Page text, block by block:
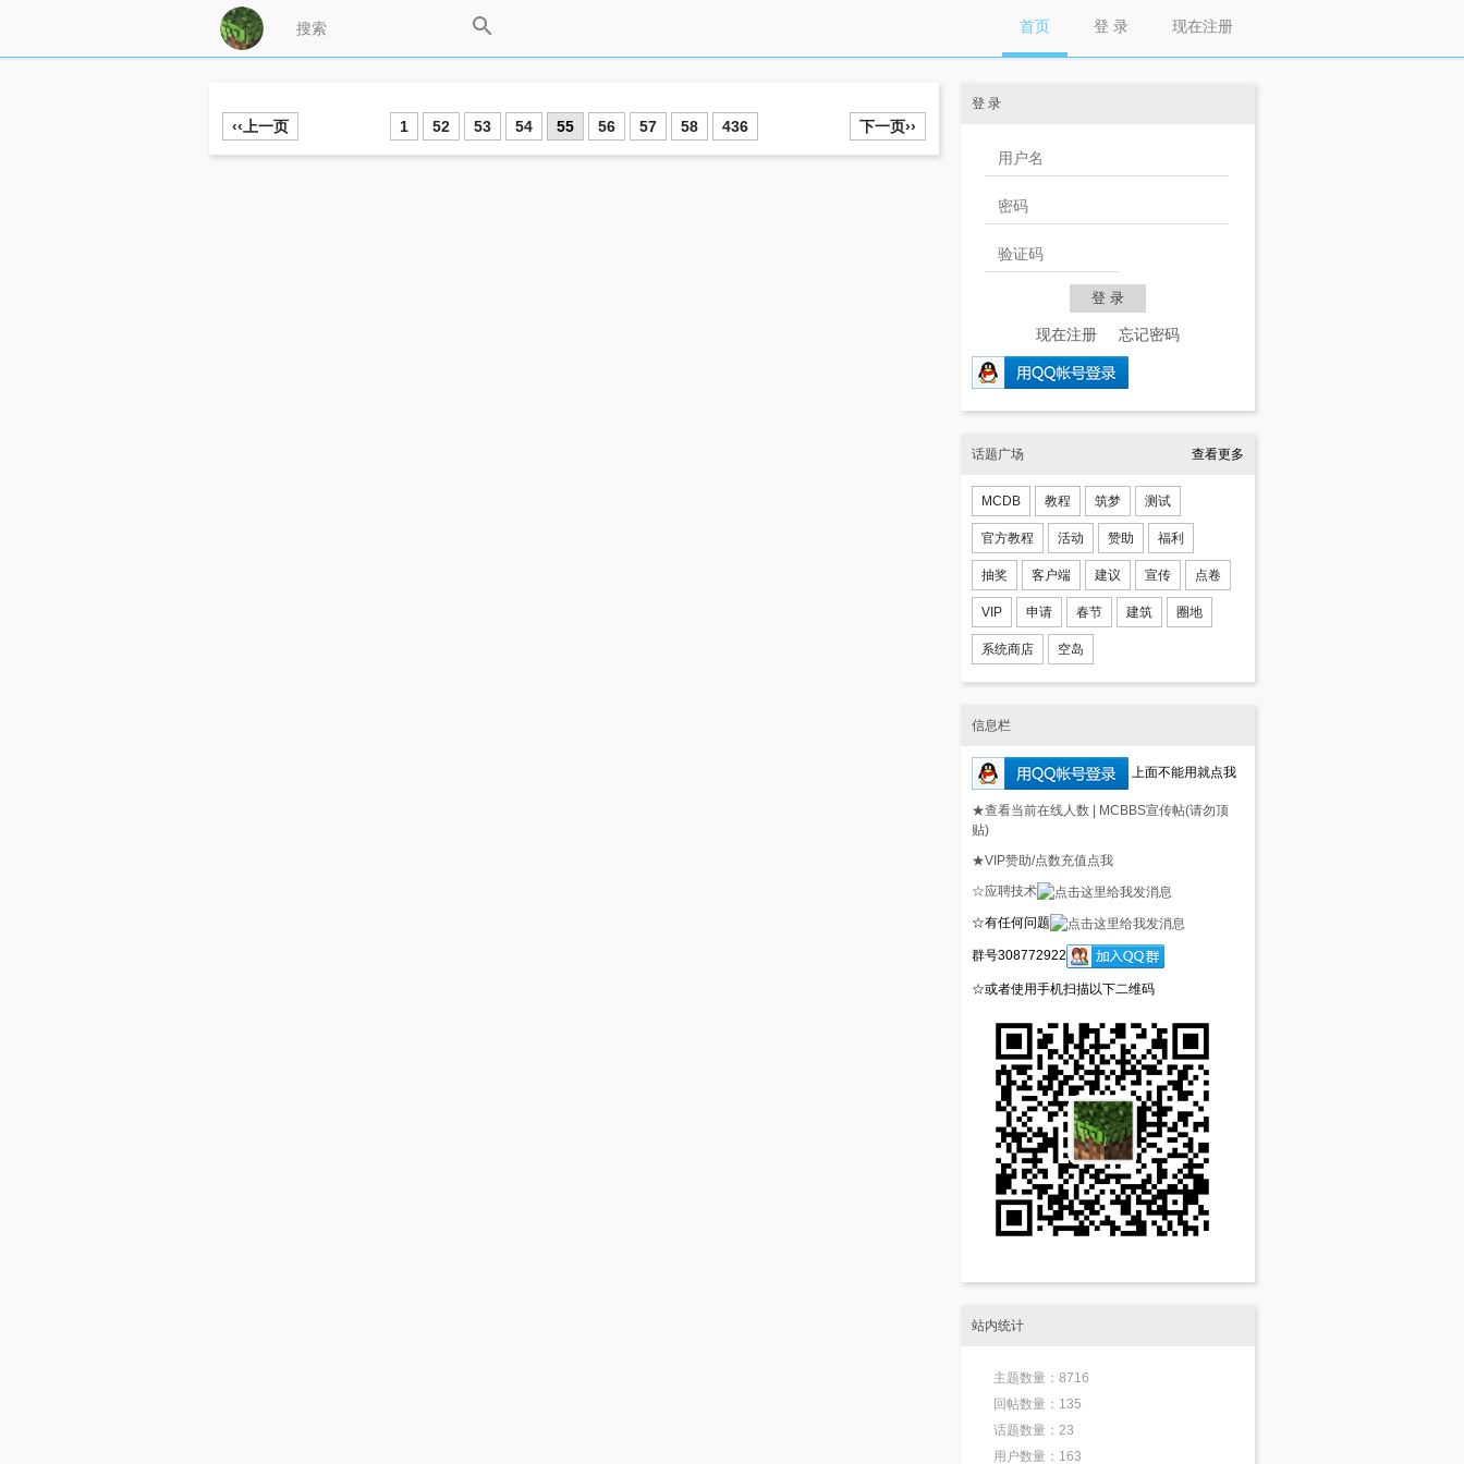
现在注册
登 录
首页
‹‹上一页 1 52 53 54 55 56 57 58 436 下一页››
登 录
现在注册 忘记密码
话题广场 查看更多
MCDB 教程 筑梦 测试
官方教程 活动 赞助 福利
抽奖 客户端 建议 宣传 点卷
VIP 申请 春节 建筑 圈地
系统商店 空岛
信息栏
上面不能用就点我
★查看当前在线人数
MCBBS宣传帖(请勿顶
贴)
★VIP赞助/点数充值点我
☆应聘技术
☆有任何问题
群号308772922
☆或者使用手机扫描以下二维码
站内统计
主题数量：8716
回帖数量：135
话题数量：23
用户数量：163